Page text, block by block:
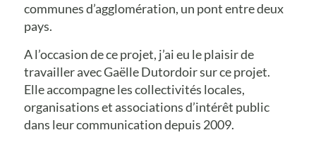
communes d’agglomération, un pont entre deux
pays.
A l’occasion de ce projet, j’ai eu le plaisir de
travailler avec Gaëlle Dutordoir sur ce projet.
Elle accompagne les collectivités locales,
organisations et associations d’intérêt public
dans leur communication depuis 2009.